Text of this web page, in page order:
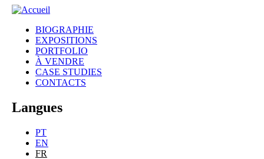
mabunda
Menu principal
BIOGRAPHIE
EXPOSITIONS
PORTFOLIO
À VENDRE
CASE STUDIES
CONTACTS
Langues
PT
EN
FR